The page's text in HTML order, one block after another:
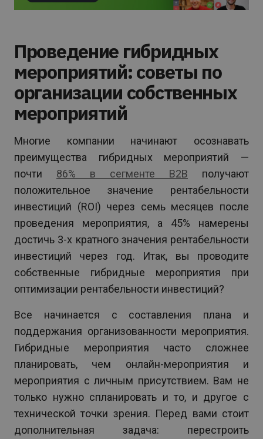
Проведение гибридных
мероприятий: советы по
организации собственных
мероприятий
Многие компании начинают осознавать
преимущества гибридных мероприятий —
почти 86% в сегменте B2B получают
положительное значение рентабельности
инвестиций (ROI) через семь месяцев после
проведения мероприятия, а 45% намерены
достичь 3-х кратного значения рентабельности
инвестиций через год. Итак, вы проводите
собственные гибридные мероприятия при
оптимизации рентабельности инвестиций?
Все начинается с составления плана и
поддержания организованности мероприятия.
Гибридные мероприятия часто сложнее
планировать, чем онлайн-мероприятия и
мероприятия с личным присутствием. Вам не
только нужно спланировать и то, и другое с
технической точки зрения. Перед вами стоит
дополнительная задача: перестроить